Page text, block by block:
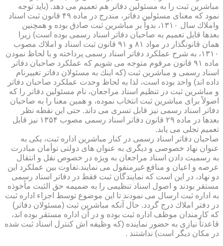
مباشرین ثبت را به مسئولین دفاتر هم تعمیم می دهد. (باید توجه
نمود كه معنای مسئولین دفاتر، مندرج در ماده ۴۹ قانون ثبت اسناد
واملاك سال ۱۳۱۰، بدواً بر مباشرین ثبت صادق بوده و همچنین
بعدها قابل تعمیم به صاحبان دفاتر اسناد رسمی بوده است) زیرا
همان قانونگذار در مواد ۸۱ و ۹۱ قانون ثبت اسناد و املاك مصوب
۱۳۱۰، به شرح عملكرد دفاتر اسناد رسمی پرداخته و با لحاظ نمودن
ماده ۹۱ قانون مرقوم متوجه می شویم كه عملكرد صاحبان دفاتر
اسناد رسمی و مباشرین ثبت (كه اینك به مسئولان دفاتر تغییرنام
داده اند) واحد بوده است، لذا به لحاظ وحدت عملكرد صاحبان دفاتر
و مباشرین ثبت در تنظیم اسناد مراجعان، نام مسئولین دفاتر را كه
اصولاً برای مباشرین ثبت انتخاب نموده، و همین معنا را به صاحبان
دفاتر اسناد رسمی نیز قابل تسری می داند. حتی این نقطه نظر
بعدها در ماده ۲۹ قانون دفاتر اسناد رسمی مصوب ۱۳۵۴ نیز قابل
تعمیم تجلی می یابد.
صاحبان دفاتر اسناد رسمی در كنار مباشرین اداره ثبت، یكی به
عنوان نهاد خصوصی و دیگری به عنوان های دولتی توأمان مبادرت
به رسمیت دادن اسناد مراجعان به ویژه در خصوص نقل و انتقال
عرصه و اعیان و منافع غیرمنقول می نمایند.تفاوت بین عملكرد این
دو نهاد، در این است كه نمایندگان ثبت فقط در دفاتر اسناد رسمی
مستقر بودند و اصول اسناد تنظیمی را به ضمیمه حق الثبت مأخوذه
به اداره ثبت ارسال می نمودند تا این موضوع توسط اجزاء اداره ثبت
در دفتر املاك درج گردد. حال آنكه مباشرین ثبت (مسئولان دفاتر)
كه كارمندان موظف اداره ثبت بوده و در آن اداره مستقر بوده اند،
قاعدتاً نیازی به حضور نماینده (كه وظیفه اش كنترل اسناد ثبت شده
در مكان دیگر است) نداشتند .